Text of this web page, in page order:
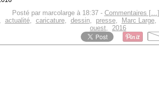
Posté par marcolarge à 18:37 - Commentaires […]
actualité, caricature, dessin, presse, Marc Large,
ouest, 2016